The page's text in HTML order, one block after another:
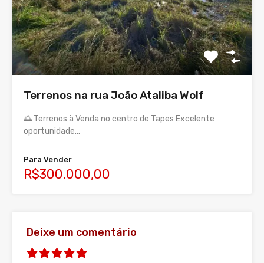
Terrenos na rua João Ataliba Wolf
🌅 Terrenos à Venda no centro de Tapes Excelente
oportunidade…
Para Vender
R$300.000,00
Deixe um comentário